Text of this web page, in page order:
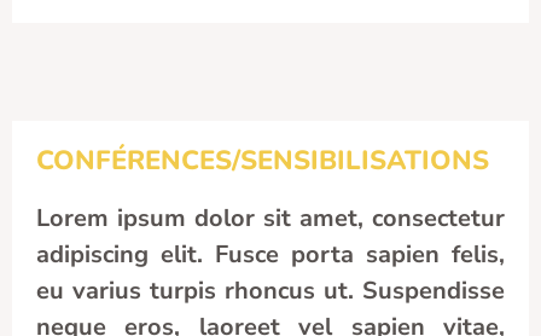
CONFÉRENCES/SENSIBILISATIONS
Lorem ipsum dolor sit amet, consectetur
adipiscing elit. Fusce porta sapien felis,
eu varius turpis rhoncus ut. Suspendisse
neque eros, laoreet vel sapien vitae,